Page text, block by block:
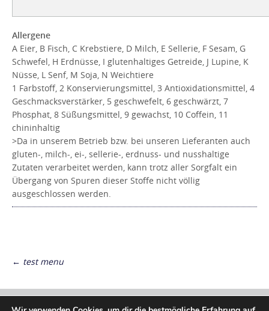
Allergene
A Eier, B Fisch, C Krebstiere, D Milch, E Sellerie, F Sesam, G
Schwefel, H Erdnüsse, I glutenhaltiges Getreide, J Lupine, K
Nüsse, L Senf, M Soja, N Weichtiere
1 Farbstoff, 2 Konservierungsmittel, 3 Antioxidationsmittel, 4
Geschmacksverstärker, 5 geschwefelt, 6 geschwärzt, 7
Phosphat, 8 Süßungsmittel, 9 gewachst, 10 Coffein, 11
chininhaltig
>Da in unserem Betrieb bzw. bei unseren Lieferanten auch
gluten-, milch-, ei-, sellerie-, erdnuss- und nusshaltige
Zutaten verarbeitet werden, kann trotz aller Sorgfalt ein
Übergang von Spuren dieser Stoffe nicht völlig
ausgeschlossen werden.
← test menu